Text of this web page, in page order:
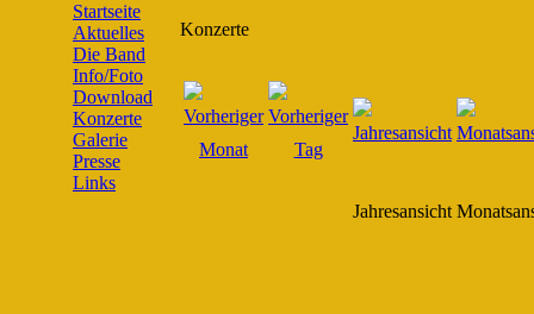
Startseite
Aktuelles
Die Band
Info/Foto
Download
Konzerte
Galerie
Presse
Links
Konzerte
Jahresansicht